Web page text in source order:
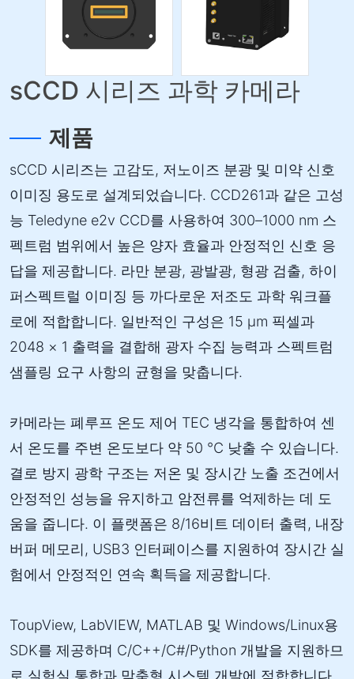
sCCD 시리즈 과학 카메라
제품
sCCD 시리즈는 고감도, 저노이즈 분광 및 미약 신호
이미징 용도로 설계되었습니다. CCD261과 같은 고성
능 Teledyne e2v CCD를 사용하여 300–1000 nm 스
펙트럼 범위에서 높은 양자 효율과 안정적인 신호 응
답을 제공합니다. 라만 분광, 광발광, 형광 검출, 하이
퍼스펙트럴 이미징 등 까다로운 저조도 과학 워크플
로에 적합합니다. 일반적인 구성은 15 µm 픽셀과
2048 × 1 출력을 결합해 광자 수집 능력과 스펙트럼
샘플링 요구 사항의 균형을 맞춥니다.
카메라는 폐루프 온도 제어 TEC 냉각을 통합하여 센
서 온도를 주변 온도보다 약 50 °C 낮출 수 있습니다.
결로 방지 광학 구조는 저온 및 장시간 노출 조건에서
안정적인 성능을 유지하고 암전류를 억제하는 데 도
움을 줍니다. 이 플랫폼은 8/16비트 데이터 출력, 내장
버퍼 메모리, USB3 인터페이스를 지원하여 장시간 실
험에서 안정적인 연속 획득을 제공합니다.
ToupView, LabVIEW, MATLAB 및 Windows/Linux용
SDK를 제공하며 C/C++/C#/Python 개발을 지원하므
로 실험실 통합과 맞춤형 시스템 개발에 적합합니다.